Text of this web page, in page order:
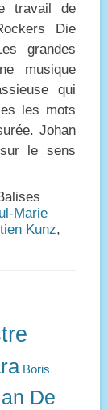
travail de
Die
grandes
musique
qui
les mots
Johan
le sens
Marie
Kunz,
Boris
De